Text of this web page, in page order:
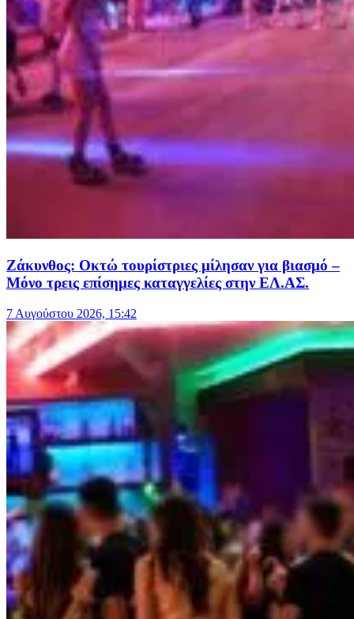
Ζάκυνθος: Οκτώ τουρίστριες μίλησαν για βιασμό –
Μόνο τρεις επίσημες καταγγελίες στην ΕΛ.ΑΣ.
7 Αυγούστου 2026, 15:42